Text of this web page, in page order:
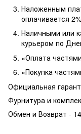
Наложенным
оплачивается
Наличными или
курьером по
«Оплата
«Покупка
Официальная
Фурнитура и
Обмен и Возврат -